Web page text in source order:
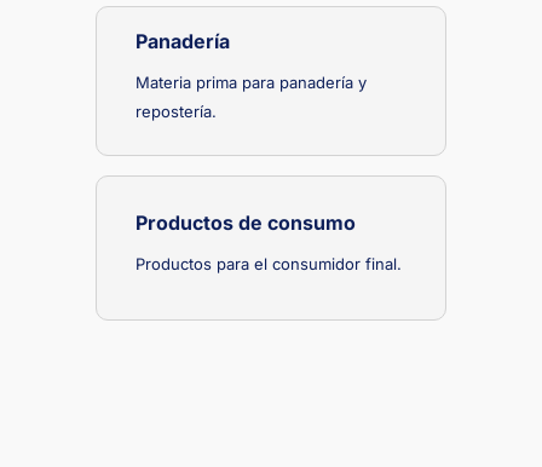
Panadería
Materia prima para panadería y
repostería.
Productos de consumo
Productos para el consumidor final.